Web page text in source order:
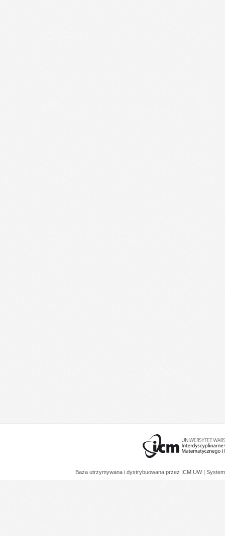
Baza utrzymywana i dystrybuowana przez ICM UW |